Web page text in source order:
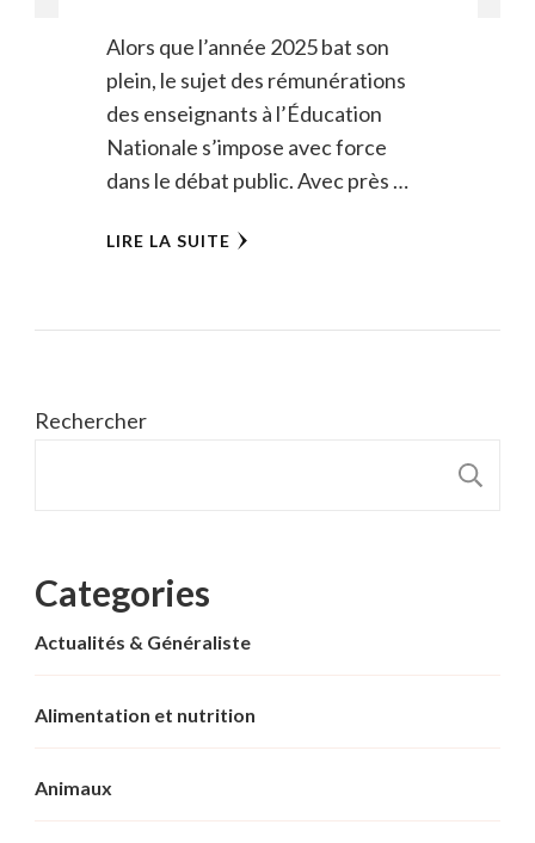
Alors que l’année 2025 bat son
plein, le sujet des rémunérations
des enseignants à l’Éducation
Nationale s’impose avec force
dans le débat public. Avec près …
LIRE LA SUITE
Rechercher
Categories
Actualités & Généraliste
Alimentation et nutrition
Animaux